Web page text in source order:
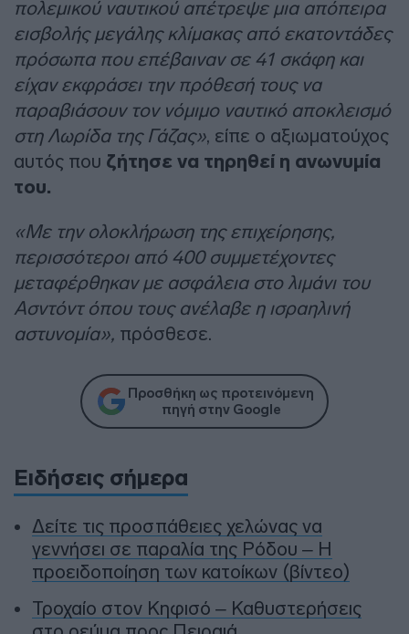
πολεμικού ναυτικού απέτρεψε μια απόπειρα
εισβολής μεγάλης κλίμακας από εκατοντάδες
πρόσωπα που επέβαιναν σε 41 σκάφη και
είχαν εκφράσει την πρόθεσή τους να
παραβιάσουν τον νόμιμο ναυτικό αποκλεισμό
στη Λωρίδα της Γάζας», είπε ο αξιωματούχος
αυτός που ζήτησε να τηρηθεί η ανωνυμία
του.
«Με την ολοκλήρωση της επιχείρησης,
περισσότεροι από 400 συμμετέχοντες
μεταφέρθηκαν με ασφάλεια στο λιμάνι του
Ασντόντ όπου τους ανέλαβε η ισραηλινή
αστυνομία», πρόσθεσε.
Προσθήκη ως προτεινόμενη
πηγή στην Google
Ειδήσεις σήμερα
Δείτε τις προσπάθειες χελώνας να
γεννήσει σε παραλία της Ρόδου – Η
προειδοποίηση των κατοίκων (βίντεο)
Τροχαίο στον Κηφισό – Καθυστερήσεις